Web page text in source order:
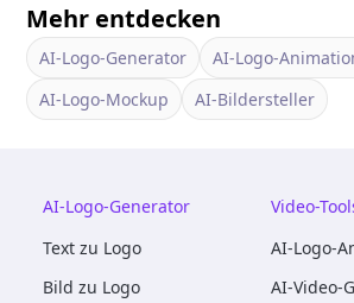
Mehr entdecken
AI-Logo-Generator
AI-Logo-
AI-Logo-Mockup
AI-Bildersteller
AI-Logo-Generator
Text zu Logo
Bild zu Logo
Video-
AI-Logo-
AI-Video-